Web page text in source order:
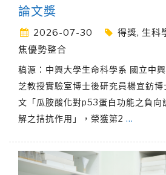
論文獎
2026-07-30 得獎, 生科
焦優勢整合
稿源：中興大學生命科學系 國立中
芝教授實驗室博士後研究員楊宜鈁
文「瓜胺酸化對p53蛋白功能之負向
解之拮抗作用」，榮獲第2 …